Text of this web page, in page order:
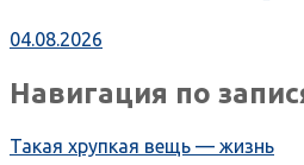
04.08.2026
Навигация по
Такая хрупкая вещь — жизнь